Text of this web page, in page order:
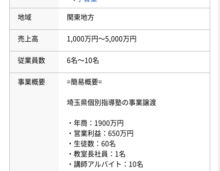
地域 関東地方
売上高 1,000万円〜5,000万円
従業員数 6名〜10名
事業概要 =簡易概要=
埼玉県個別指導塾の事業譲渡
・年商：1900万円
・営業利益：650万円
・生徒数：60名
・教室長社員：1名
・講師アルバイト：10名